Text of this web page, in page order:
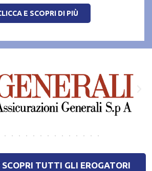
E SCOPRI DI PIÙ
SCOPRI TUTTI GLI EROGATORI